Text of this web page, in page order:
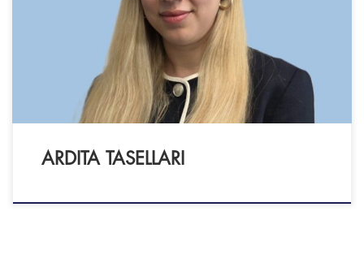
104-108 1012 SG AMSTERDAM Videobellen
alleen blended mogelijk - Psycholoog NIP (NIP-
nummer: 235533) - lid NIP en VGCt i.o.
ARDITA TASELLARI